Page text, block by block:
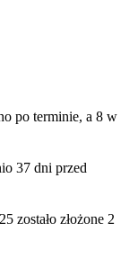
po terminie, a 8 w
37 dni przed
zostało złożone 2